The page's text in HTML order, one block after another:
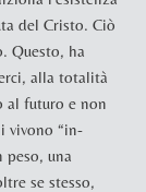
del Cristo. Ciò
Questo, ha
alla totalità
al futuro e non
vivono “in-
peso, una
se stesso,